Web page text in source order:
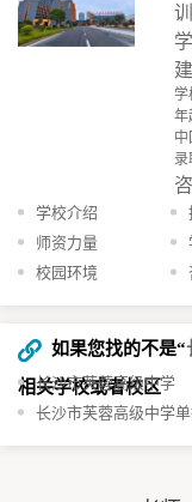
学
年
录
学校介绍
师资力量
校园环境
如果您找的不是“
相关学校或者校区
长沙市芙蓉高级中学
长沙市芙蓉高级中学